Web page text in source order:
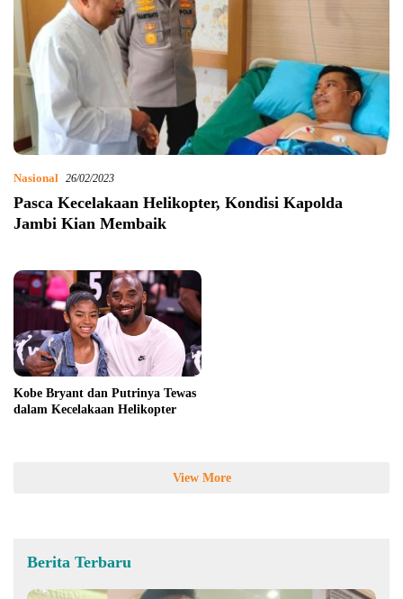
Nasional 26/02/2023
Pasca Kecelakaan Helikopter, Kondisi Kapolda
Jambi Kian Membaik
Kobe Bryant dan Putrinya Tewas
dalam Kecelakaan Helikopter
View More
Berita Terbaru